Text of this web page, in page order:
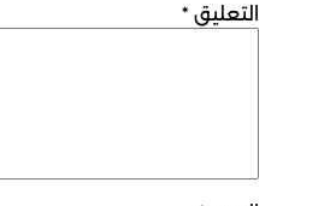
التعليق *